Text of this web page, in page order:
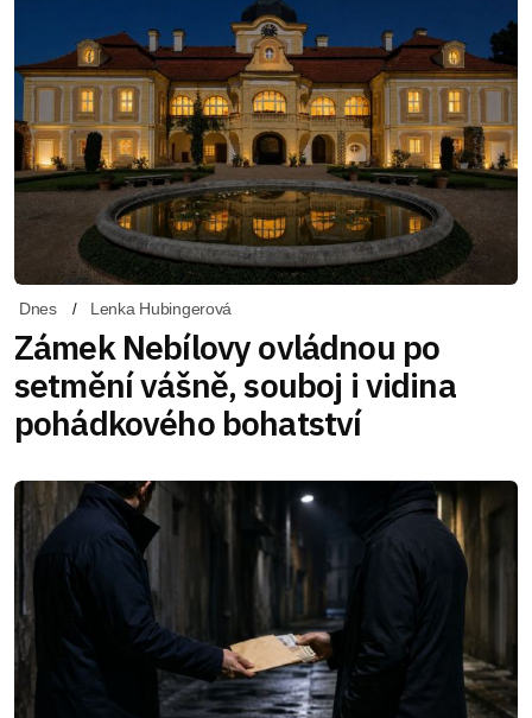
Dnes Lenka Hubingerová
Zámek Nebílovy ovládnou po
setmění vášně, souboj i vidina
pohádkového bohatství